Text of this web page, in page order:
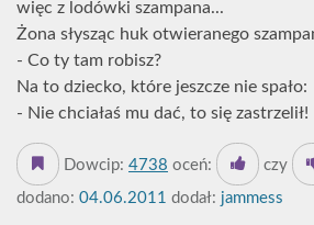
więc z lodówki szampana...
Żona słysząc huk otwieranego
- Co ty tam robisz?
Na to dziecko, które jeszcze nie spało:
- Nie chciałaś mu dać, to się zastrzelił!
Dowcip: 4738 oceń: czy
dodano: 04.06.2011 dodał: jammess